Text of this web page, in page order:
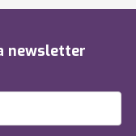
newsletter